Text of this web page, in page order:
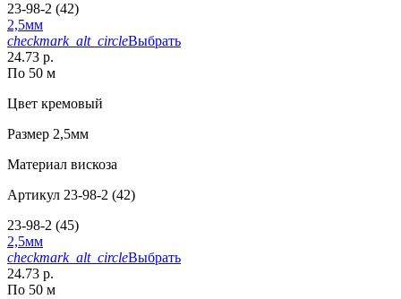
23-98-2 (42)
2,5мм
checkmark_alt_circleВыбрать
24.73 р.
По 50 м
Цвет кремовый
Размер 2,5мм
Материал вискоза
Артикул 23-98-2 (42)
23-98-2 (45)
2,5мм
checkmark_alt_circleВыбрать
24.73 р.
По 50 м